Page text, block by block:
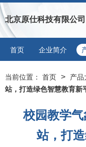
北京原仕科技有限公司
首页 企业简介
当前位置： 首页 > 产品
站，打造绿色智慧教育新
校园教学
站，打